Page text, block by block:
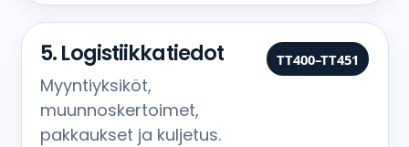
5. Logistiikkatiedot
Myyntiyksiköt,
muunnoskertoimet,
pakkaukset ja kuljetus.
TT400–TT451